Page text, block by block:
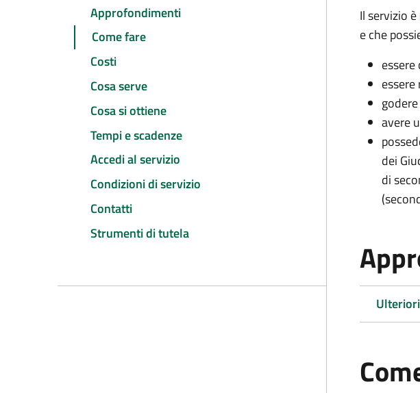
Approfondimenti
Come fare
Costi
Cosa serve
Cosa si ottiene
Tempi e scadenze
Accedi al servizio
Condizioni di servizio
Contatti
Strumenti di tutela
Il servizio
e che
avere
dei
di